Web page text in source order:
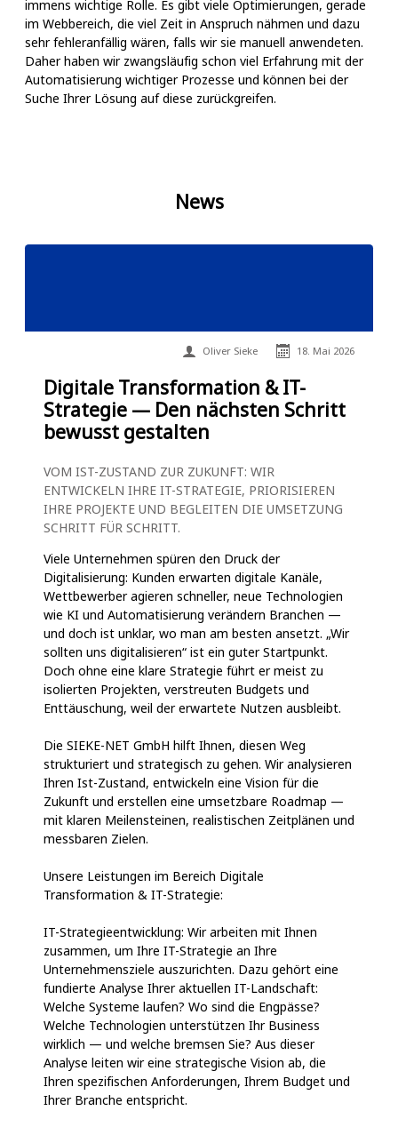
immens wichtige Rolle. Es gibt viele Optimierungen, gerade
im Webbereich, die viel Zeit in Anspruch nähmen und dazu
sehr fehleranfällig wären, falls wir sie manuell anwendeten.
Daher haben wir zwangsläufig schon viel Erfahrung mit der
Automatisierung wichtiger Prozesse und können bei der
Suche Ihrer Lösung auf diese zurückgreifen.
News
Oliver Sieke 18. Mai 2026
Digitale Transformation & IT-
Strategie — Den nächsten Schritt
bewusst gestalten
VOM IST-ZUSTAND ZUR ZUKUNFT: WIR
ENTWICKELN IHRE IT-STRATEGIE, PRIORISIEREN
IHRE PROJEKTE UND BEGLEITEN DIE UMSETZUNG
SCHRITT FÜR SCHRITT.
Viele Unternehmen spüren den Druck der
Digitalisierung: Kunden erwarten digitale Kanäle,
Wettbewerber agieren schneller, neue Technologien
wie KI und Automatisierung verändern Branchen —
und doch ist unklar, wo man am besten ansetzt. „Wir
sollten uns digitalisieren“ ist ein guter Startpunkt.
Doch ohne eine klare Strategie führt er meist zu
isolierten Projekten, verstreuten Budgets und
Enttäuschung, weil der erwartete Nutzen ausbleibt.
Die SIEKE-NET GmbH hilft Ihnen, diesen Weg
strukturiert und strategisch zu gehen. Wir analysieren
Ihren Ist-Zustand, entwickeln eine Vision für die
Zukunft und erstellen eine umsetzbare Roadmap —
mit klaren Meilensteinen, realistischen Zeitplänen und
messbaren Zielen.
Unsere Leistungen im Bereich Digitale
Transformation & IT-Strategie:
IT-Strategieentwicklung: Wir arbeiten mit Ihnen
zusammen, um Ihre IT-Strategie an Ihre
Unternehmensziele auszurichten. Dazu gehört eine
fundierte Analyse Ihrer aktuellen IT-Landschaft:
Welche Systeme laufen? Wo sind die Engpässe?
Welche Technologien unterstützen Ihr Business
wirklich — und welche bremsen Sie? Aus dieser
Analyse leiten wir eine strategische Vision ab, die
Ihren spezifischen Anforderungen, Ihrem Budget und
Ihrer Branche entspricht.